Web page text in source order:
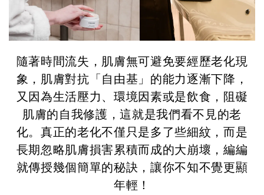
隨著時間流失，肌膚無可避免要經歷老化現
象，肌膚對抗「自由基」的能力逐漸下降，
又因為生活壓力、環境因素或是飲食，阻礙
肌膚的自我修護，這就是我們看不見的老
化。真正的老化不僅只是多了些細紋，而是
長期忽略肌膚損害累積而成的大崩壞，編編
就傳授幾個簡單的秘訣，讓你不知不覺更顯
年輕！